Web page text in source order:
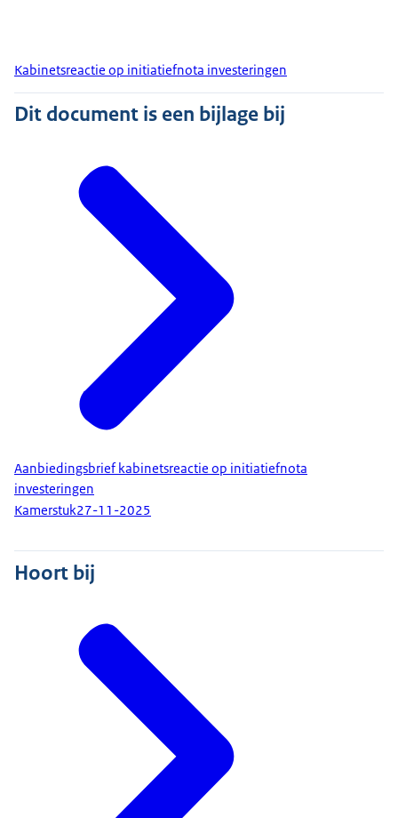
Kabinetsreactie op initiatiefnota investeringen
Dit document is een bijlage bij
Aanbiedingsbrief kabinetsreactie op initiatiefnota
investeringen
Kamerstuk27-11-2025
Hoort bij